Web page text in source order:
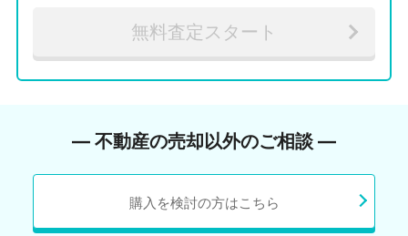
無料査定スタート
― 不動産の売却以外のご相談 ―
購入を検討の方はこちら